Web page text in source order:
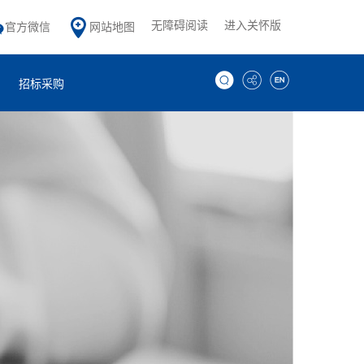
官方微信 网站地图 无障碍阅读 进入关怀版
招标采购